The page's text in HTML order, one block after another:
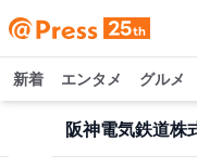
新着 エンタメ グルメ
阪神電気鉄道株